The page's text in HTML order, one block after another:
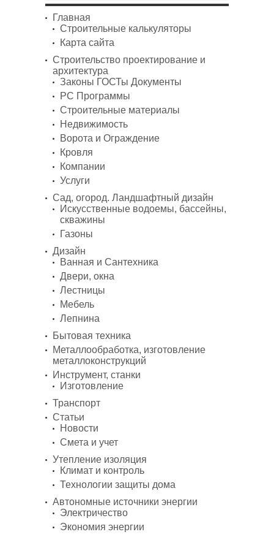
Главная
Строительные калькуляторы
Карта сайта
Строительство проектирование и
архитектура
Законы ГОСТы Документы
PC Программы
Строительные материалы
Недвижимость
Ворота и Ограждение
Кровля
Компании
Услуги
Сад, огород. Ландшафтный дизайн
Искусственные водоемы, бассейны,
скважины
Газоны
Дизайн
Ванная и Сантехника
Двери, окна
Лестницы
Мебель
Лепнина
Бытовая техника
Металлообработка, изготовление
металлоконструкций
Инструмент, станки
Изготовление
Транспорт
Статьи
Новости
Смета и учет
Утепление изоляция
Климат и контроль
Технологии защиты дома
Автономные источники энергии
Электричество
Экономия энергии